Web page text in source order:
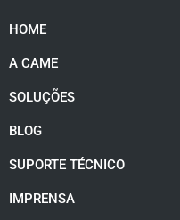
HOME
A CAME
SOLUÇÕES
BLOG
SUPORTE TÉCNICO
IMPRENSA